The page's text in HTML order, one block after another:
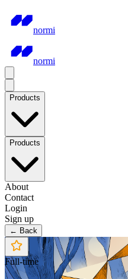
normi
normi
Products
Products
About
Contact
Login
Sign up
← Back
Full-time